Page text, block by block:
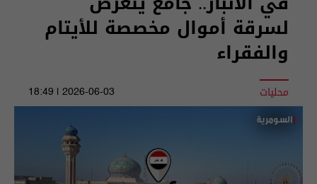
لسرقة أموال مخصصة للأيتام
والفقراء
محليات 2026-06-03 | 18:49